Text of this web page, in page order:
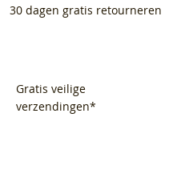
30 dagen gratis retourneren
Gratis veilige
verzendingen*